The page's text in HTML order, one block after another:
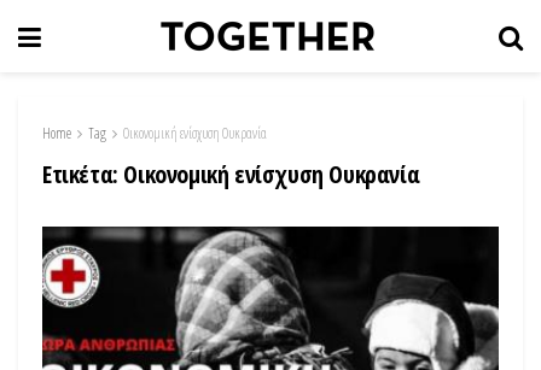
Home Tag Οικονομική ενίσχυση Ουκρανία
Ετικέτα: Οικονομική ενίσχυση Ουκρανία